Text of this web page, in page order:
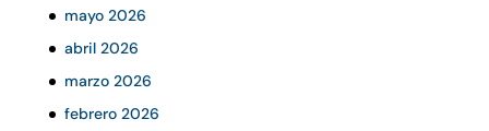
mayo 2026
abril 2026
marzo 2026
febrero 2026